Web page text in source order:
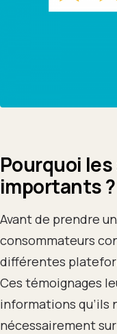
Pourquoi
importants ?
Avant de prendre
consommateurs
différentes
Ces témoignages
informations qu’ils
nécessairement